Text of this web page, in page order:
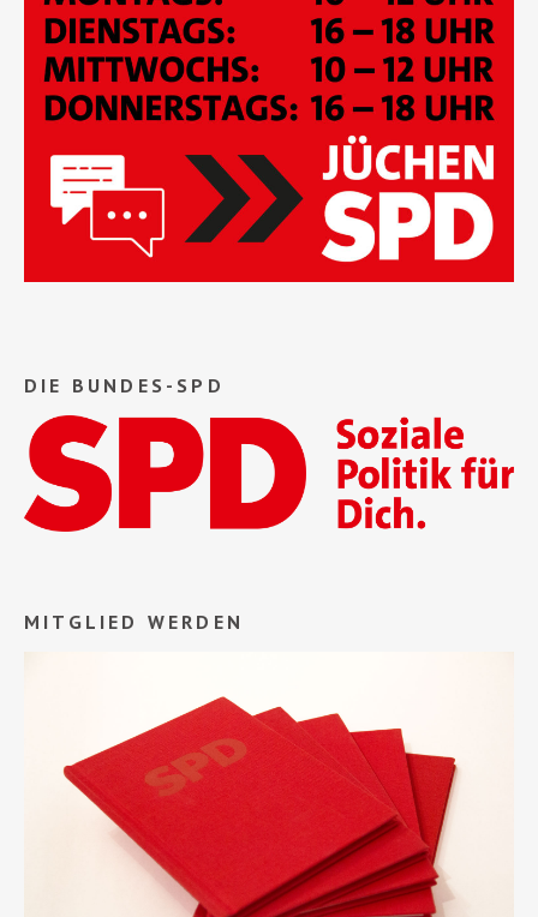
DIE BUNDES-SPD
MITGLIED WERDEN